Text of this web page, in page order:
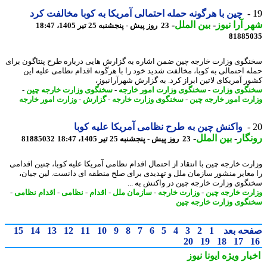
چین با هرگونه حمله احتمالی آمریکا به کوبا مخالفت کرد
آرا نیوز-بین الملل-23 روز پیش - پنجشنبه 25 تیر 1405، 18:47
وزارت خارجه چین ضمن اشاره به گزارش هایی درباره طرح پنتاگون برای
احتمالی به کوبا، مخالفت شدید خود را با هرگونه اقدام نظامی علیه این
آمریکای لاتین ابراز کرد. به گزارش شهرآرانیوز،
وزارت - سخنگوی وزارت امور خارجه-سخنگوی وزارت خارجه چین -
امور خارجه چین -سخنگوی وزارت خارجه-گزارش -وزارت امور خارجه
واکنش چین به طرح نظامی آمریکا علیه کوبا
-بین الملل-23 روز پیش - پنجشنبه 25 تیر 1405، 18:47 81885032
خارجه چین با انتقاد از احتمال اقدام نظامی آمریکا علیه کوبا، چنین اقدامی
منشور سازمان ملل و تهدیدی برای صلح منطقه ای دانست. لین جیان،
وزارت خارجه چین در واکنش به ...
خارجه چین -وزارت خارجه-سازمان ملل -اقدام-نظامی-اقدام نظامی-
وزارت خارجه چین
بعد 1
2
3
4
5
6
7
8
9
10
11
12
13
14
15
17
18
19
20
ویژهایونا نیوز